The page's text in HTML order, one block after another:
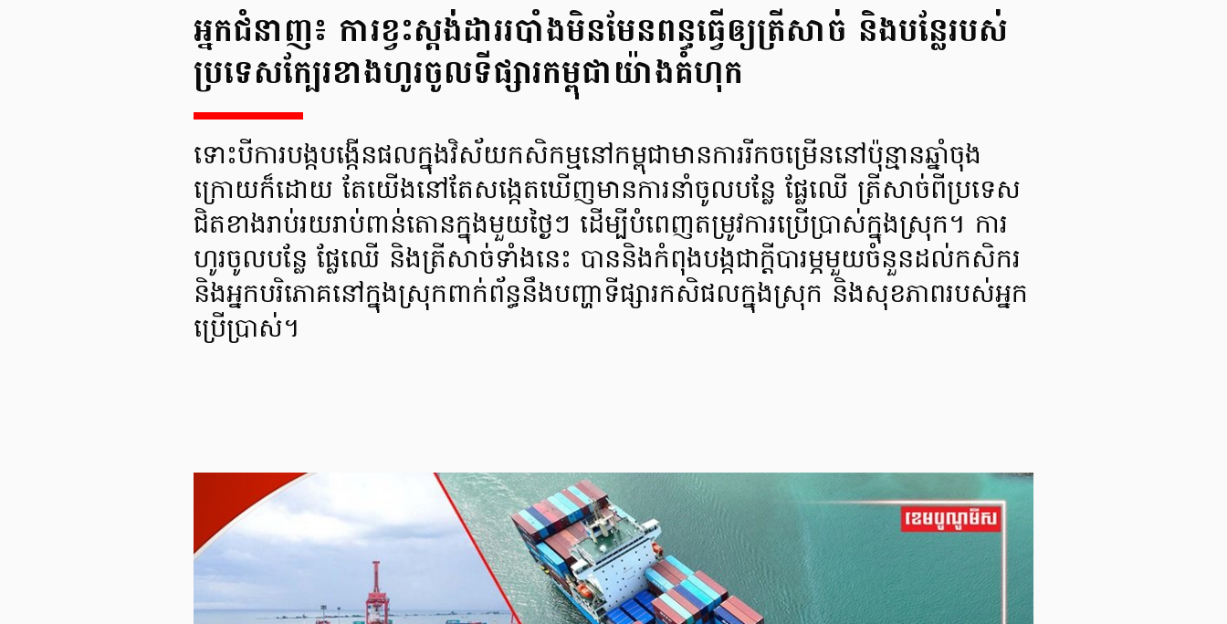
អ្នកជំនាញ៖ ការខ្វះស្តង់ដាររបាំងមិនមែនពន្ធធ្វើឲ្យត្រីសាច់ និងបន្លែរបស់
ប្រទេសក្បែរខាងហូរចូលទីផ្សារកម្ពុជាយ៉ាងគំហុក
ទោះបីការបង្កបង្កើនផលក្នុងវិស័យកសិកម្មនៅកម្ពុជាមានការរីកចម្រើននៅប៉ុន្មានឆ្នាំចុង
ក្រោយក៏ដោយ តែយើងនៅតែសង្កេតឃើញមានការនាំចូលបន្លែ ផ្លែឈើ ត្រីសាច់ពីប្រទេស
ជិតខាងរាប់រយរាប់ពាន់តោនក្នុងមួយថ្ងៃៗ ដើម្បីបំពេញតម្រូវការប្រើប្រាស់ក្នុងស្រុក។ ការ
ហូរចូលបន្លែ ផ្លែឈើ និងត្រីសាច់ទាំងនេះ បាននិងកំពុងបង្កជាក្តីបារម្ភមួយចំនួនដល់កសិករ
និងអ្នកបរិភោគនៅក្នុងស្រុកពាក់ព័ន្ធនឹងបញ្ហាទីផ្សារកសិផលក្នុងស្រុក និងសុខភាពរបស់អ្នក
ប្រើប្រាស់។